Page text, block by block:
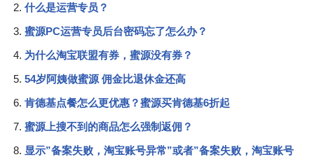
什么是运营专员？
蜜源PC运营专员后台密码忘了怎么办？
为什么淘宝联盟有券，蜜源没有券？
54岁阿姨做蜜源 佣金比退休金还高
肯德基点餐怎么更优惠？蜜源买肯德基6折起
蜜源上搜不到的商品怎么强制返佣？
显示”备案失败，淘宝账号异常”或者”备案失败，淘宝账号